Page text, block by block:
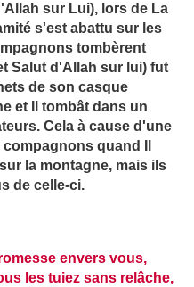
sur Lui), lors de La
s'est abattu sur les
tombèrent
Salut d'Allah sur lui) fut
de son casque
et Il tombât dans un
Cela à cause d'une
quand Il
la montagne, mais ils
de celle-ci.
envers vous,
les tuiez sans relâche,